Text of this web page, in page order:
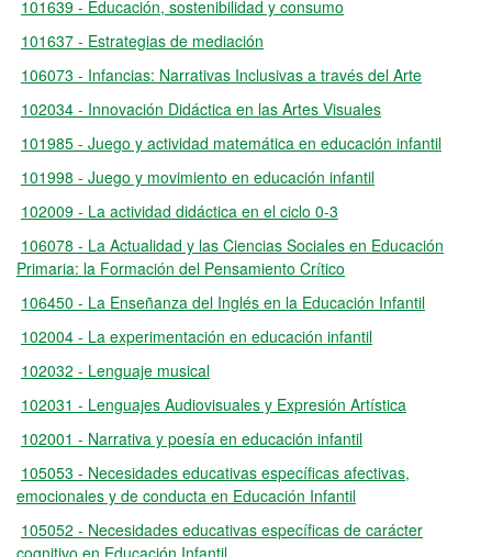
101639 - Educación, sostenibilidad y consumo
101637 - Estrategias de mediación
106073 - Infancias: Narrativas Inclusivas a través del Arte
102034 - Innovación Didáctica en las Artes Visuales
101985 - Juego y actividad matemática en educación infantil
101998 - Juego y movimiento en educación infantil
102009 - La actividad didáctica en el ciclo 0-3
106078 - La Actualidad y las Ciencias Sociales en Educación
Primaria: la Formación del Pensamiento Crítico
106450 - La Enseñanza del Inglés en la Educación Infantil
102004 - La experimentación en educación infantil
102032 - Lenguaje musical
102031 - Lenguajes Audiovisuales y Expresión Artística
102001 - Narrativa y poesía en educación infantil
105053 - Necesidades educativas específicas afectivas,
emocionales y de conducta en Educación Infantil
105052 - Necesidades educativas específicas de carácter
cognitivo en Educación Infantil